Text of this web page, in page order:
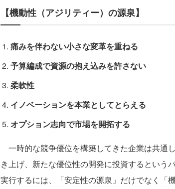
【機動性（アジリティー）の源泉】
痛みを伴わない小さな変革を重ねる
予算編成で資源の抱え込みを許さない
柔軟性
イノベーションを本業としてとらえる
オプション志向で市場を開拓する
一時的な競争優位を構築してきた企業は共通
き上げ、新たな優位性の開発に投資するという
実行するには、「安定性の源泉」だけでなく「